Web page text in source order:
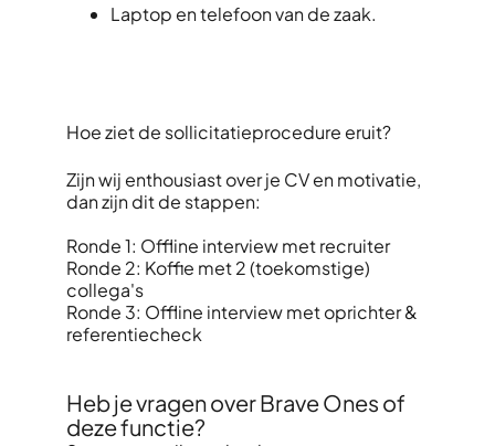
Laptop en telefoon van de zaak.
Hoe ziet de sollicitatieprocedure eruit?
Zijn wij enthousiast over je CV en motivatie,
dan zijn dit de stappen:
Ronde 1: Offline interview met recruiter
Ronde 2: Koffie met 2 (toekomstige)
collega's
Ronde 3: Offline interview met oprichter &
referentiecheck
Heb je vragen over Brave Ones of
deze functie?